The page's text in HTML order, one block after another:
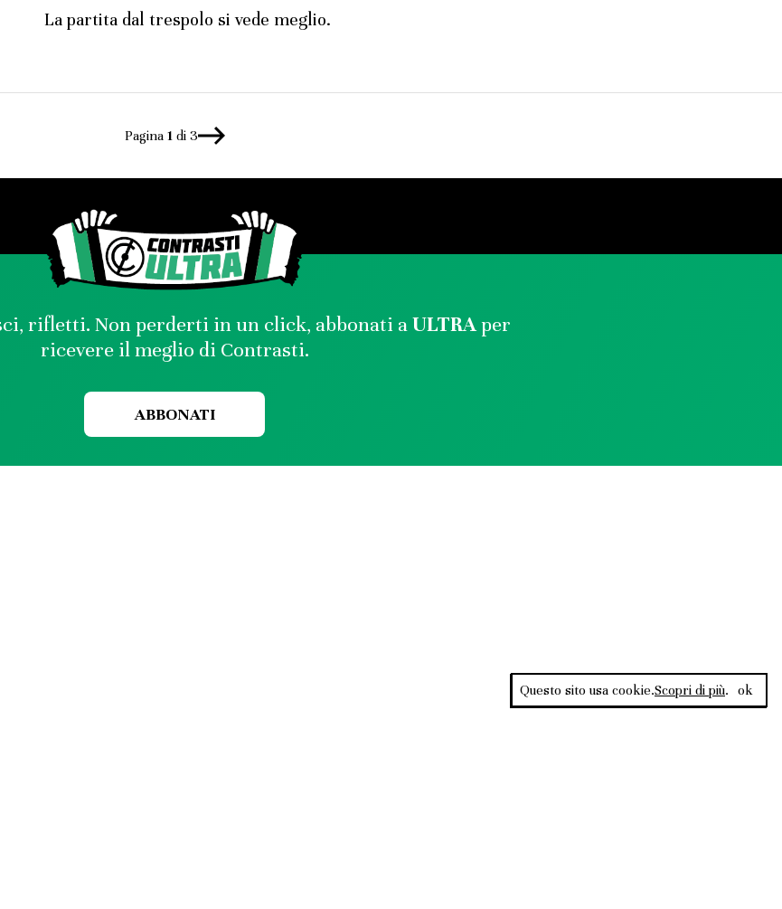
La partita dal trespolo si vede meglio.
Pagina 1di 3
rifletti. Non perderti in un click, abbonati aULTRAper
ricevere il meglio di Contrasti.
ABBONATI
Questo sito usa cookie.Scopri di più. ok